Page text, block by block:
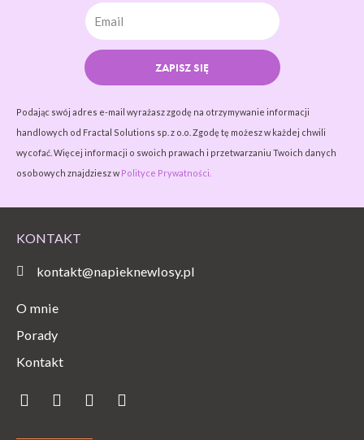
ZAPISZ SIĘ
Podając swój adres e-mail wyrażasz zgodę na otrzymywanie informacji
handlowych od Fractal Solutions sp. z o.o. Zgodę tę możesz w każdej chwili
wycofać. Więcej informacji o swoich prawach i przetwarzaniu Twoich danych
osobowych znajdziesz w Polityce Prywatności.
KONTAKT
kontakt@napieknewlosy.pl
O mnie
Porady
Kontakt
Facebook
Instagram
YoutubeTiktok